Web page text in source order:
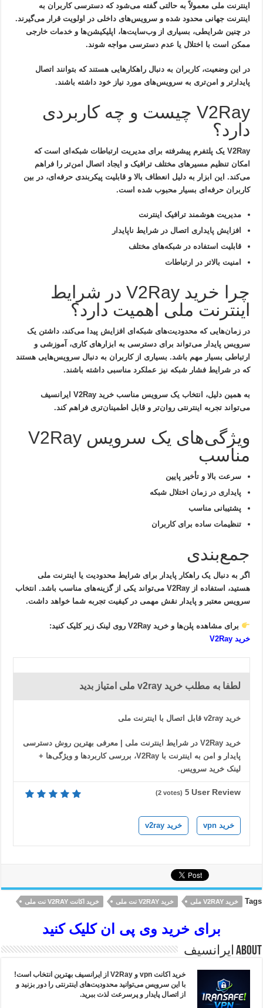
اینترنت ملی معمولاً به حالتی گفته می‌شود که دسترسی کاربران به
اینترنت جهانی محدود شده و سرویس‌های داخلی در اولویت قرار می‌گیرند.
در چنین شرایطی، بسیاری از وب‌سایت‌ها، اپلیکیشن‌ها و خدمات خارجی
ممکن است با اختلال یا عدم دسترسی مواجه شوند.
در این وضعیت، کاربران به دنبال راهکارهایی هستند که بتوانند اتصال
پایدارتر و امن‌تری به سرویس‌های مورد نیاز خود داشته باشند.
V2Ray چیست و چه کاربردی
دارد؟
V2Ray یک پلتفرم پیشرفته برای مدیریت ارتباطات شبکه‌ای است که
امکان تنظیم مسیرهای مختلف ترافیک و ایجاد اتصال امن‌تر را فراهم
می‌کند. این ابزار به دلیل انعطاف بالا و قابلیت پیکربندی حرفه‌ای، در بین
کاربران حرفه‌ای بسیار محبوب شده است.
مدیریت هوشمند ترافیک اینترنت
افزایش پایداری اتصال در شرایط ناپایدار
قابلیت استفاده در شبکه‌های مختلف
امنیت بالاتر در ارتباطات
چرا خرید V2Ray در شرایط
اینترنت ملی اهمیت دارد؟
در زمان‌هایی که محدودیت‌های شبکه‌ای افزایش پیدا می‌کند، داشتن یک
سرویس پایدار می‌تواند برای دسترسی به ابزارهای کاری، آموزشی و
ارتباطی بسیار مهم باشد. بسیاری از کاربران به دنبال سرویس‌هایی هستند
که در شرایط فشار شبکه نیز عملکرد مناسبی داشته باشند.
به همین دلیل، انتخاب یک سرویس مناسبخرید V2Ray
ایرانسیف
می‌تواند تجربه اینترنتی روان‌تر و قابل اطمینان‌تری فراهم کند.
ویژگی‌های یک سرویس V2Ray
مناسب
سرعت بالا و تأخیر پایین
پایداری در زمان اختلال شبکه
پشتیبانی مناسب
تنظیمات ساده برای کاربران
جمع‌بندی
اگر به دنبال یک راهکار پایدار برای شرایط محدودیت یا اینترنت ملی
هستید، استفاده از V2Ray می‌تواند یکی از گزینه‌های مناسب باشد. انتخاب
سرویس معتبر و پایدار نقش مهمی در کیفیت تجربه شما خواهد داشت.
برای مشاهده پلن‌ها وخرید V2Ray
روی لینک زیر کلیک کنید:
خرید V2Ray
لطفا به مطلب خرید v2ray ملی امتیاز بدید
خرید v2ray قابل اتصال با اینترنت ملی
خرید V2Ray در شرایط اینترنت ملی | معرفی بهترین روش دسترسی
پایدار و امن به اینترنت با V2Ray، بررسی کاربردها و ویژگی‌ها +
لینک خرید سرویس.
User Review
5
(2votes)
خرید vpn خرید v2ray
Tags خرید V2RAY ملی خرید V2RAY نت ملی خرید اکانت V2RAY نت ملی
برای خرید وی پی ان کلیک کنید
About ایرانسیف
خرید اکانت vpn و V2Ray از ایرانسیف بهترین انتخاب است!
با این سرویس می‌توانید محدودیت‌های اینترنتی را دور بزنید و
از اتصال پایدار و پرسرعت لذت ببرید.